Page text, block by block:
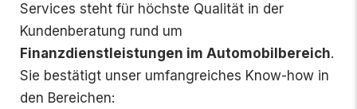
Services steht für höchste Qualität in der
Kundenberatung rund um
Finanzdienstleistungen im Automobilbereich.
Sie bestätigt unser umfangreiches Know-how in
den Bereichen: